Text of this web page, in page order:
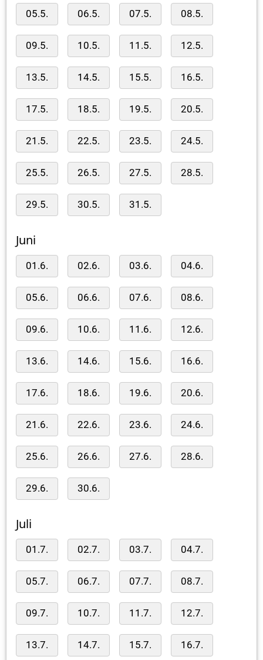
05.5. 06.5. 07.5. 08.5.
09.5. 10.5. 11.5. 12.5.
13.5. 14.5. 15.5. 16.5.
17.5. 18.5. 19.5. 20.5.
21.5. 22.5. 23.5. 24.5.
25.5. 26.5. 27.5. 28.5.
29.5. 30.5. 31.5.
Juni
01.6. 02.6. 03.6. 04.6.
05.6. 06.6. 07.6. 08.6.
09.6. 10.6. 11.6. 12.6.
13.6. 14.6. 15.6. 16.6.
17.6. 18.6. 19.6. 20.6.
21.6. 22.6. 23.6. 24.6.
25.6. 26.6. 27.6. 28.6.
29.6. 30.6.
Juli
01.7. 02.7. 03.7. 04.7.
05.7. 06.7. 07.7. 08.7.
09.7. 10.7. 11.7. 12.7.
13.7. 14.7. 15.7. 16.7.